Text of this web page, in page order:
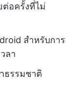
อครั้งที่ไม่
สำหรับการ
ลา
ธรรมชาติ